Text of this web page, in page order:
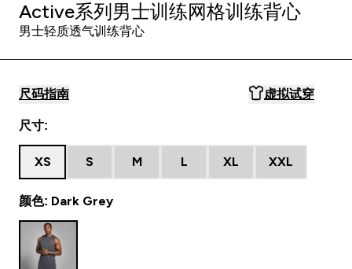
Active系列男士训练网格训练背心
男士轻质透气训练背心
尺码指南 虚拟试穿
尺寸:
XS S M L XL XXL
颜色: Dark Grey